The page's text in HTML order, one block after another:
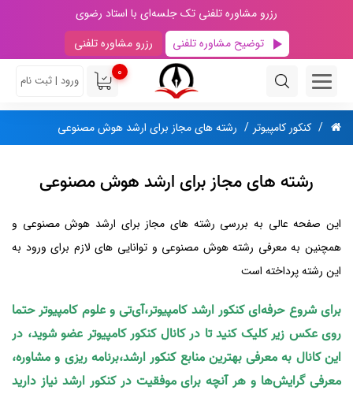
رزرو مشاوره تلفنی تک جلسه‌ای با استاد رضوی
توضیح مشاوره تلفنی
رزرو مشاوره تلفنی
0
ورود | ثبت نام
کنکور کامپیوتر رشته های مجاز برای ارشد هوش مصنوعی
رشته های مجاز برای ارشد هوش مصنوعی
این صفحه عالی به بررسی رشته‌ های مجاز برای ارشد هوش مصنوعی و
همچنین به معرفی رشته هوش مصنوعی و توانایی‌ های لازم برای ورود به
این رشته پرداخته است
برای شروع حرفه‌ای کنکور ارشد کامپیوتر،آی‌تی و علوم کامپیوتر حتما
روی عکس زیر کلیک کنید تا در کانال کنکور کامپیوتر عضو شوید، در
این کانال به معرفی بهترین منابع کنکور ارشد،برنامه ریزی و مشاوره،
معرفی گرایش‌ها و هر آنچه برای موفقیت در کنکور ارشد نیاز دارید